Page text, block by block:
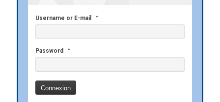
Username or E-mail *
Password *